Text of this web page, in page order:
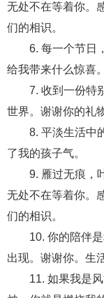
经营婚姻
产后
产妇食谱
交流沟通 约
无处不在等着你。
们的相识。
6. 每一个节日，
给我带来什么惊喜。
7. 收到一份特别
世界。谢谢你的礼
8. 平淡生活中的
了我的孩子气。
9. 雁过无痕，叶
无处不在等着你。
们的相识。
10. 你的陪伴是
出现。谢谢你。生
11. 如果我是风